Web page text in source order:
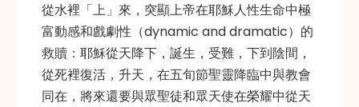
從水裡「上」來，突顯上帝在耶穌人性生命中極
富動感和戲劇性（dynamic and dramatic）的
救贖：耶穌從天降下，誕生，受難，下到陰間，
從死裡復活，升天，在五旬節聖靈降臨中與教會
同在，將來還要與眾聖徒和眾天使在榮耀中從天